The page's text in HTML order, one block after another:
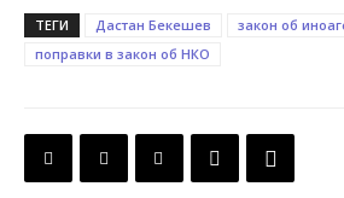
ТЕГИ Дастан Бекешев
закон об
поправки в закон об НКО